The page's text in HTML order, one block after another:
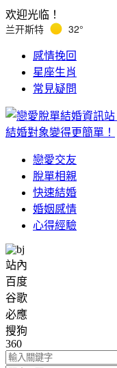
欢迎光临！
兰开斯特 32°
感情挽回
星座生肖
常見疑問
結婚對象變得更簡單！
戀愛交友
脫單相親
快速結婚
婚姻感情
心得經驗
站內
百度
谷歌
必應
搜狗
360